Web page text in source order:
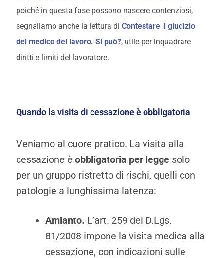
poiché in questa fase possono nascere contenziosi,
segnaliamo anche la lettura di Contestare il giudizio
del medico del lavoro. Si può?, utile per inquadrare
diritti e limiti del lavoratore.
Quando la visita di cessazione è obbligatoria
Veniamo al cuore pratico. La visita alla
cessazione è obbligatoria per legge solo
per un gruppo ristretto di rischi, quelli con
patologie a lunghissima latenza:
Amianto. L’art. 259 del D.Lgs.
81/2008 impone la visita medica alla
cessazione, con indicazioni sulle